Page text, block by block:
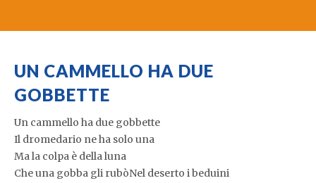
UN CAMMELLO HA DUE
GOBBETTE
Un cammello ha due gobbette
Il dromedario ne ha solo una
Ma la colpa è della luna
Che una gobba gli rubòNel deserto i beduini